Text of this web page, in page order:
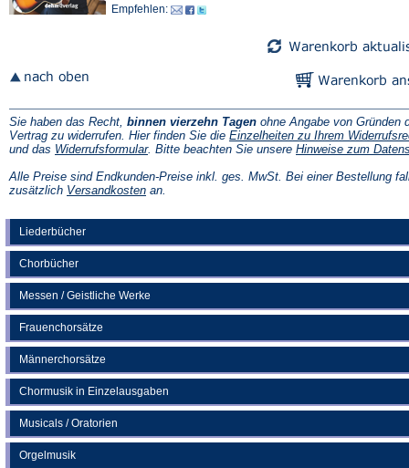
Liederbücher
Chorbücher
Messen / Geistliche Werke
Frauenchorsätze
Männerchorsätze
Chormusik in Einzelausgaben
Musicals / Oratorien
Orgelmusik
Empfehlen:
Sie haben das Recht, binnen vierzehn Tagen ohne Angabe von Gründen
Vertrag zu widerrufen. Hier finden Sie die Einzelheiten zu Ihrem
und das Widerrufsformular(Öffnet
einem
neuen
. Bitte beachten Sie unsere Hinweise zum
Alle Preise sind Endkunden-Preise inkl. ges. MwSt. Bei einer Bestellung
zusätzlich Versandkosten(Öffnet
an.